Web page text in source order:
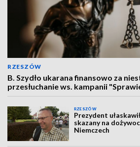
RZESZÓW
B. Szydło ukarana finansowo za
przesłuchanie ws. kampanii
RZESZÓW
Prezydent
skazany na
Niemczech